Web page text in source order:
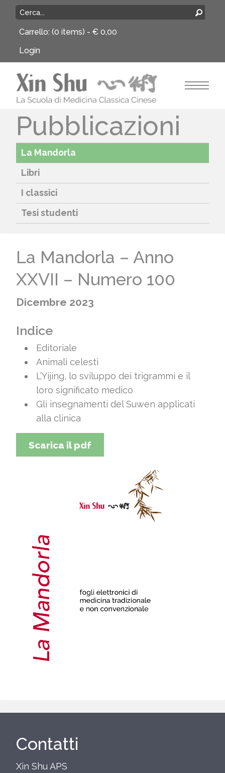
Carrello: (0 items) - € 0,00
Login
Pubblicazioni
La Mandorla
Libri
I classici
Tesi studenti
La Mandorla – Anno
XXVII – Numero 100
Dicembre 2023
Indice
Editoriale
Animali celesti
L’Yijing, lo sviluppo dei trigrammi e il
loro significato medico
Gli insegnamenti del Suwen applicati
alla clinica
Scarica il pdf
Contatti
Xin Shu APS